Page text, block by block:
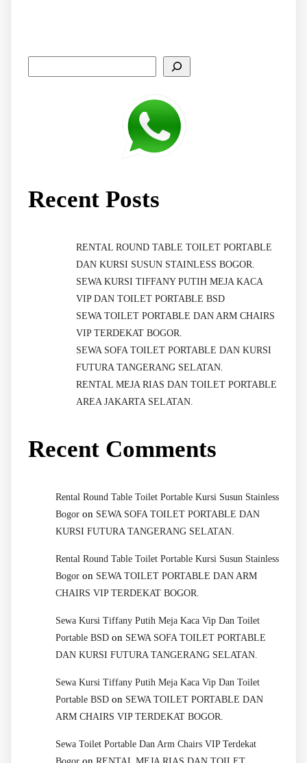
Recent Posts
RENTAL ROUND TABLE TOILET PORTABLE
DAN KURSI SUSUN STAINLESS BOGOR.
SEWA KURSI TIFFANY PUTIH MEJA KACA
VIP DAN TOILET PORTABLE BSD
SEWA TOILET PORTABLE DAN ARM CHAIRS
VIP TERDEKAT BOGOR.
SEWA SOFA TOILET PORTABLE DAN KURSI
FUTURA TANGERANG SELATAN.
RENTAL MEJA RIAS DAN TOILET PORTABLE
AREA JAKARTA SELATAN.
Recent Comments
Rental Round Table Toilet Portable Kursi Susun Stainless
Bogor on SEWA SOFA TOILET PORTABLE DAN
KURSI FUTURA TANGERANG SELATAN.
Rental Round Table Toilet Portable Kursi Susun Stainless
Bogor on SEWA TOILET PORTABLE DAN ARM
CHAIRS VIP TERDEKAT BOGOR.
Sewa Kursi Tiffany Putih Meja Kaca Vip Dan Toilet
Portable BSD on SEWA SOFA TOILET PORTABLE
DAN KURSI FUTURA TANGERANG SELATAN.
Sewa Kursi Tiffany Putih Meja Kaca Vip Dan Toilet
Portable BSD on SEWA TOILET PORTABLE DAN
ARM CHAIRS VIP TERDEKAT BOGOR.
Sewa Toilet Portable Dan Arm Chairs VIP Terdekat